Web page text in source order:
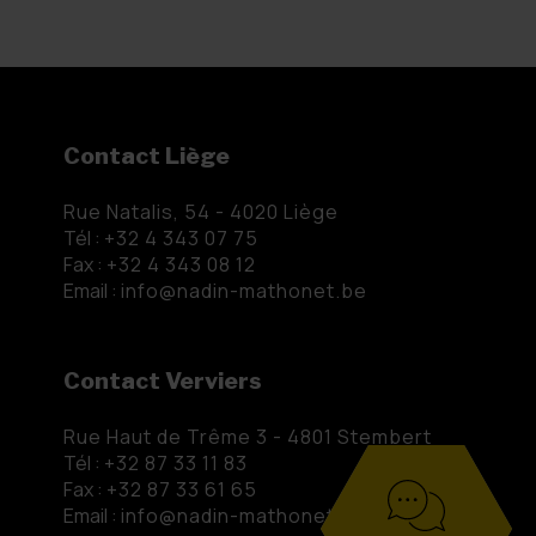
Contact Liège
Rue Natalis, 54 - 4020 Liège
Tél : +32 4 343 07 75
Fax : +32 4 343 08 12
Email : info@nadin-mathonet.be
Contact Verviers
Rue Haut de Trême 3 - 4801 Stembert
Tél : +32 87 33 11 83
Fax : +32 87 33 61 65
Email : info@nadin-mathonet.be